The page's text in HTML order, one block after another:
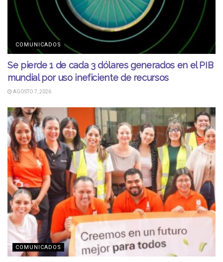
COMUNICADOS
Se pierde 1 de cada 3 dólares generados en el PIB
mundial por uso ineficiente de recursos
AGOSTO 7, 2026
COMUNICADOS